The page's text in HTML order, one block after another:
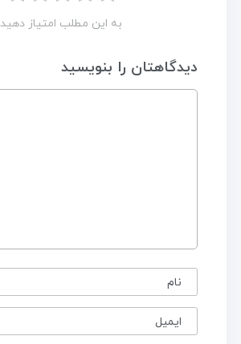
به این مطلب امتیاز دهید
دیدگاهتان را بنویسید
نام
ایمیل